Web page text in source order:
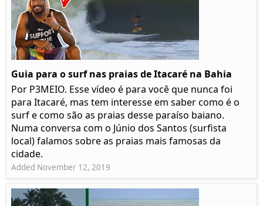
Guia para o surf nas praias de Itacaré na Bahia
Por P3MEIO. Esse vídeo é para você que nunca foi
para Itacaré, mas tem interesse em saber como é o
surf e como são as praias desse paraíso baiano.
Numa conversa com o Júnio dos Santos (surfista
local) falamos sobre as praias mais famosas da
cidade.
Added November 12, 2019